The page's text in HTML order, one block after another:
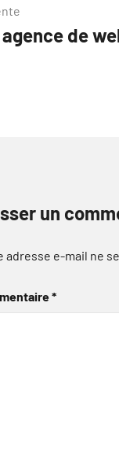
de
un
adresse e-mail ne
*